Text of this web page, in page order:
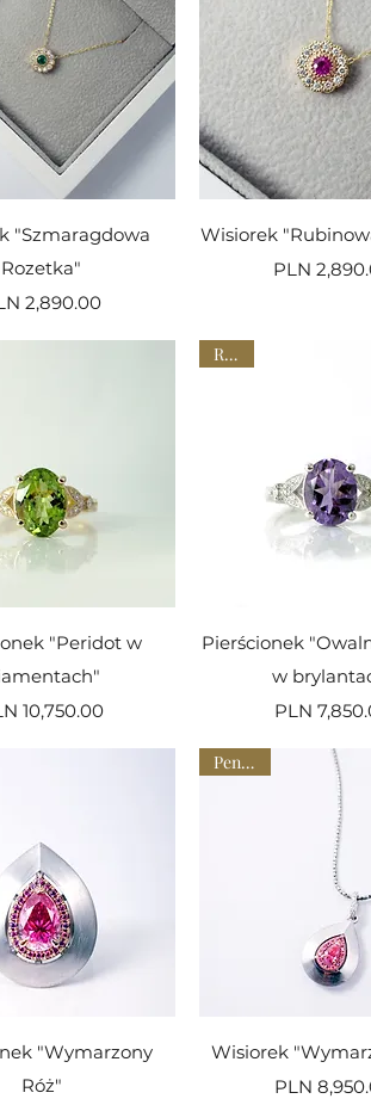
Quick View
"Szmaragdowa
Rozetka"
Price
2,890.00
Quick
Wisiorek
PLN
Quick View"Peridot w
Price
10,750.00
Quick
Rings
Pierścionek
w
PLN
Quick View"Wymarzony
Róż"
Quick
Pendant
Wisiorek
PLN